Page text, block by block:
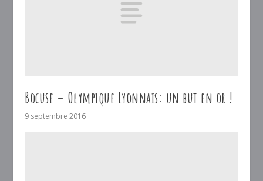
Bocuse – Olympique Lyonnais: un but en or !
9 septembre 2016